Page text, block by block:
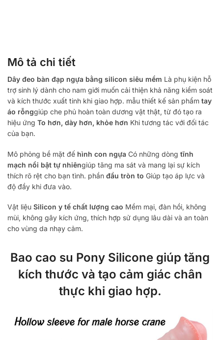
Mô tả chi tiết
Dây đeo bàn đạp ngựa bằng silicon siêu mềm Là phụ kiện hỗ
trợ sinh lý dành cho nam giới muốn cải thiện khả năng kiểm soát
và kích thước xuất tinh khi giao hợp. mẫu thiết kế sản phẩm tay
áo rỗnggiúp che phủ hoàn toàn dương vật thật, từ đó tạo ra
hiệu ứng To hơn, dày hơn, khỏe hơn Khi tương tác với đối tác
của bạn.
Mô phỏng bề mặt đế hình con ngựa Có những dòng tĩnh
mạch nổi bật tự nhiêngiúp tăng ma sát và mang lại sự kích
thích rõ rệt cho bạn tình. phần đầu tròn to Giúp tạo áp lực và
độ đầy khi đưa vào.
Vật liệu Silicon y tế chất lượng cao Mềm mại, đàn hồi, không
mùi, không gây kích ứng, thích hợp sử dụng lâu dài và an toàn
cho vùng da nhạy cảm.
Bao cao su Pony Silicone giúp tăng
kích thước và tạo cảm giác chân
thực khi giao hợp.